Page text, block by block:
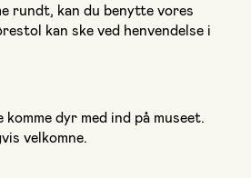
rundt, kan du benytte vores
kan ske ved henvendelse i
dyr med ind på museet.
velkomne.